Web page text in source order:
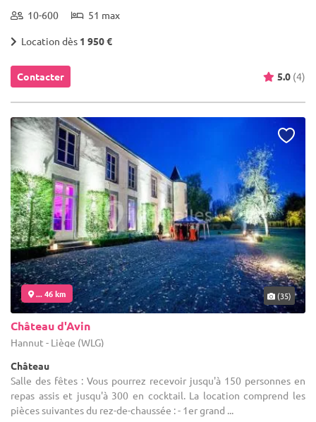
10-600 51 max
Location dès 1 950 €
Contacter 5.0 (4)
... 46 km (35)
Château d'Avin
Hannut - Liège (WLG)
Château
Salle des fêtes : Vous pourrez recevoir jusqu'à 150 personnes en
repas assis et jusqu'à 300 en cocktail. La location comprend les
pièces suivantes du rez-de-chaussée : - 1er grand ...